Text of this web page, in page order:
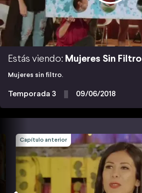
Estás viendo: Mujeres Sin Filtro
Mujeres sin filtro.
Temporada 3 09/06/2018
Capítulo anterior